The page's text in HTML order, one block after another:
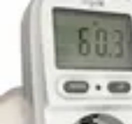
Astuces Pour Économiser
Économies QuotidiennesÉnergie
Astuces Pour Économiser